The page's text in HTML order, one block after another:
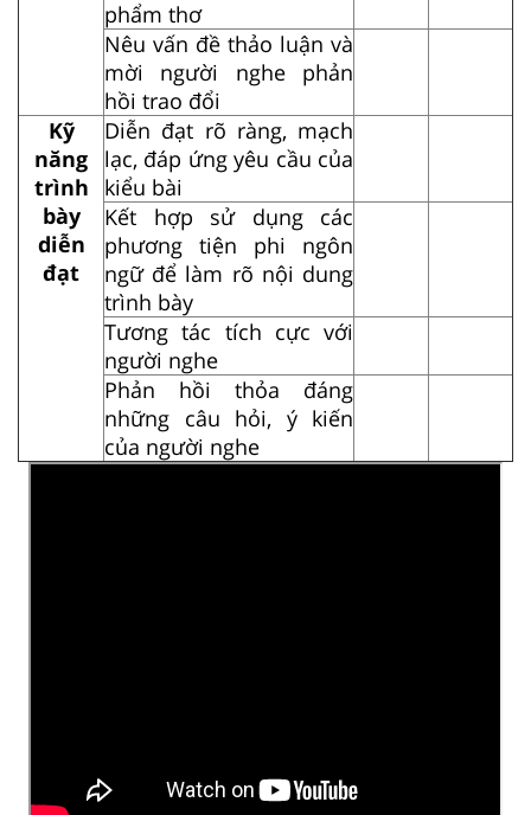
phẩm thơ
Nêu vấn đề thảo luận và
mời người nghe phản
hồi trao đổi
Kỹ
năng
trình
bày
diễn
đạt
Diễn đạt rõ ràng, mạch
lạc, đáp ứng yêu cầu của
kiểu bài
Kết hợp sử dụng các
phương tiện phi ngôn
ngữ để làm rõ nội dung
trình bày
Tương tác tích cực với
người nghe
Phản hồi thỏa đáng
những câu hỏi, ý kiến
của người nghe